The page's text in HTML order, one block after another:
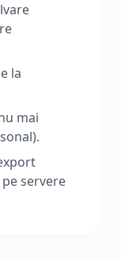
la
mai
servere